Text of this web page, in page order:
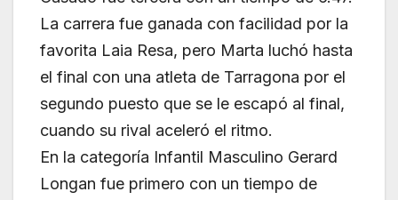
La carrera fue ganada con facilidad por la
favorita Laia Resa, pero Marta luchó hasta
el final con una atleta de Tarragona por el
segundo puesto que se le escapó al final,
cuando su rival aceleró el ritmo.
En la categoría Infantil Masculino Gerard
Longan fue primero con un tiempo de